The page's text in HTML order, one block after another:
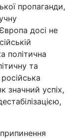
пропаганди,
досі не
політична
та
значний успіх,